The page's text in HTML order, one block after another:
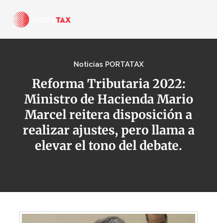
Noticias PORTATAX
Reforma Tributaria 2022:
Ministro de Hacienda Mario
Marcel reitera disposición a
realizar ajustes, pero llama a
elevar el tono del debate.